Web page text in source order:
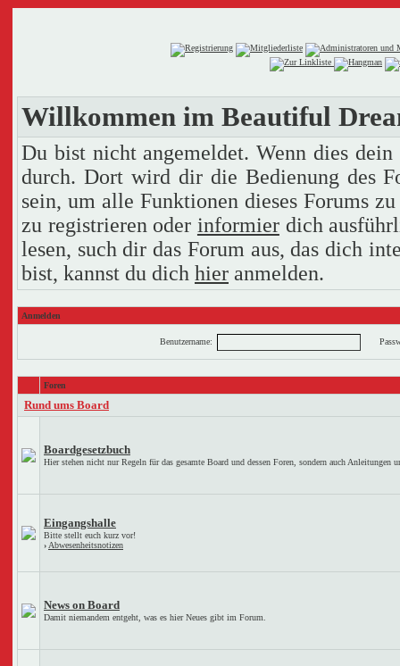
Willkommen im Beautiful
Du bist nicht angemeldet. Wenn dies
durch. Dort wird dir die Bedienung des
sein, um alle Funktionen dieses Forums
zu registrieren oder informierdich
lesen, such dir das Forum aus, das dich
bist, kannst du dich hier anmelden.
Anmelden
Benutzername:
Foren
Rund ums Board
Boardgesetzbuch
Hier stehen nicht nur Regeln für das gesamte Board und dessen Foren, sondern auch Anleitungen
Eingangshalle
Bitte stellt euch kurz vor!
› Abwesenheitsnotizen
News on Board
Damit niemandem entgeht, was es hier Neues gibt im Forum.